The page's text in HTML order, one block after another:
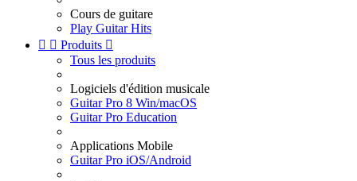
Cours de guitare
Play Guitar Hits
  Produits 
Tous les produits
Logiciels d'édition musicale
Guitar Pro 8 Win/macOS
Guitar Pro Education
Applications Mobile
Guitar Pro iOS/Android